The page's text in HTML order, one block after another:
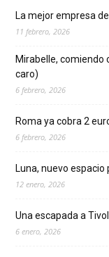
La mejor empresa
11 febrero, 2026
Mirabelle, comiendo
caro)
6 febrero, 2026
Roma ya cobra 2
6 febrero, 2026
Luna, nuevo
12 enero, 2026
Una escapada a
6 enero, 2026